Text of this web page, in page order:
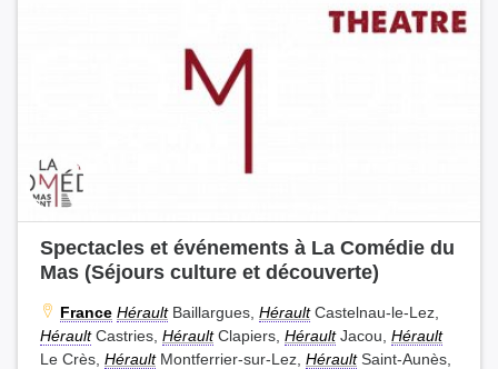
Spectacles et événements à La Comédie du
Mas (Séjours culture et découverte)
France HéraultBaillargues, HéraultCastelnau-le-Lez,
HéraultCastries, HéraultClapiers, HéraultJacou, Hérault
Le Crès, HéraultMontferrier-sur-Lez, HéraultSaint-Aunès,